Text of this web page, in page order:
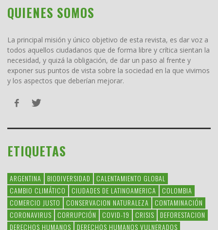
QUIENES SOMOS
La principal misión y único objetivo de esta revista, es dar voz a
todos aquellos ciudadanos que de forma libre y crítica sientan la
necesidad, y quizá la obligación, de dar un paso al frente y
exponer sus puntos de vista sobre la sociedad en la que vivimos
y los aspectos que deberían mejorar.
ETIQUETAS
ARGENTINA BIODIVERSIDAD
CALENTAMIENTO GLOBAL
CAMBIO CLIMÁTICO
CIUDADES DE LATINOAMERICA
COLOMBIA
COMERCIO JUSTO
CONSERVACION NATURALEZA
CONTAMINACIÓN
CORONAVIRUS
CORRUPCIÓN COVID-19 CRISIS
DEFORESTACION
DERECHOS HUMANOS
DERECHOS HUMANOS VULNERADOS